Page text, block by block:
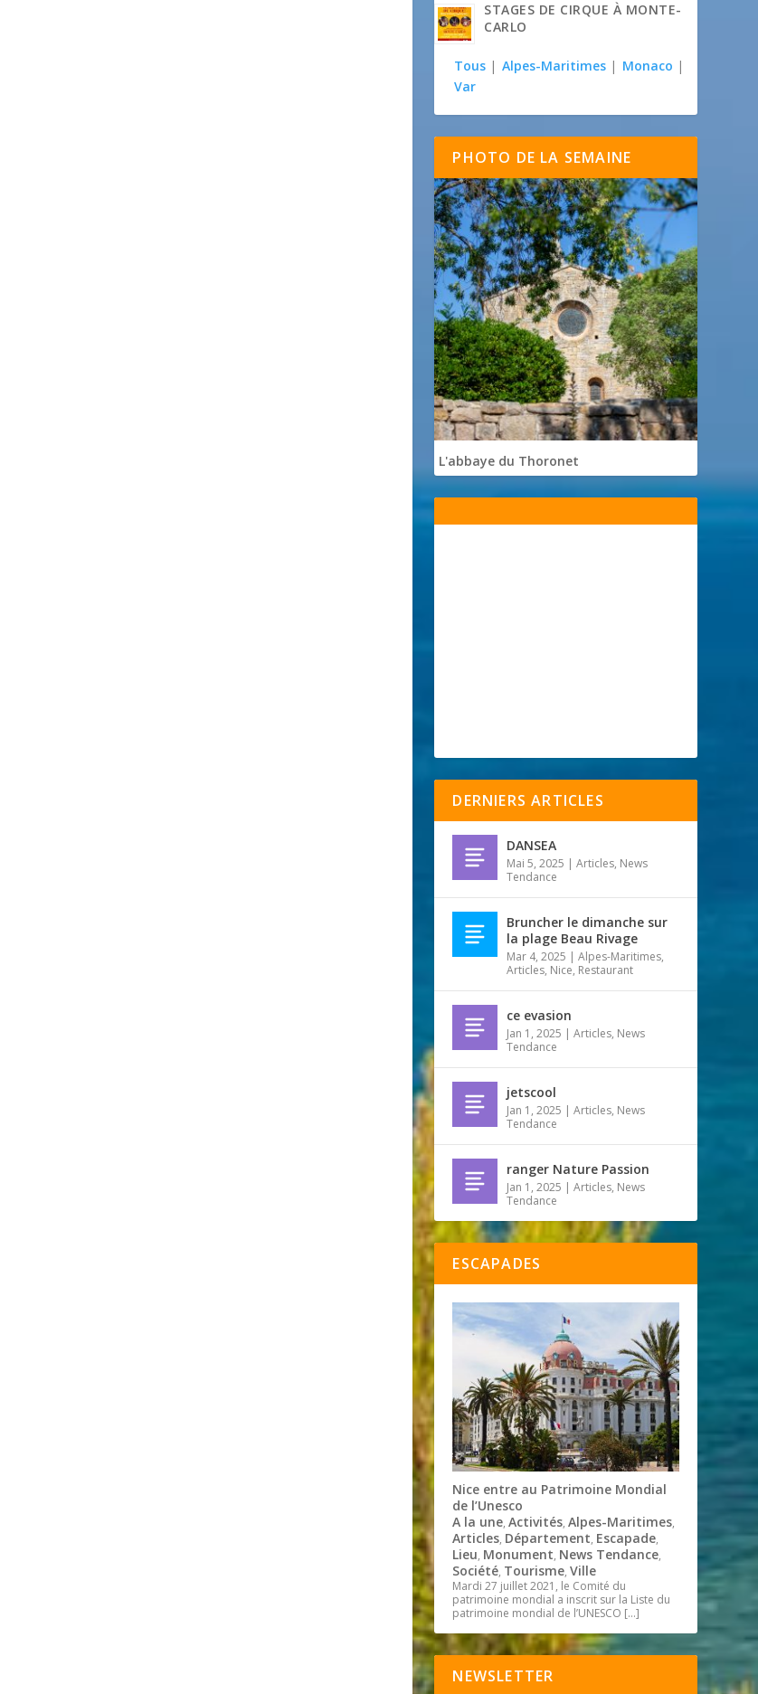
STAGES DE CIRQUE À MONTE-
CARLO
Tous | Alpes-Maritimes | Monaco |
Var
PHOTO DE LA SEMAINE
L'abbaye du Thoronet
DERNIERS ARTICLES
DANSEA
Mai 5, 2025 |Articles, News
Tendance
Bruncher le dimanche sur
la plage Beau Rivage
Mar 4, 2025 |Alpes-Maritimes,
Articles, Nice, Restaurant
ce evasion
Jan 1, 2025 |Articles, News
Tendance
jetscool
Jan 1, 2025 |Articles, News
Tendance
ranger Nature Passion
Jan 1, 2025 |Articles, News
Tendance
ESCAPADES
Nice entre au Patrimoine Mondial
de l’Unesco
A la une,Activités,Alpes-Maritimes,
Articles, Département, Escapade,
Lieu, Monument, News Tendance,
Société, Tourisme,Ville
Mardi 27 juillet 2021, le Comité du
patrimoine mondial a inscrit sur la Liste du
patrimoine mondial de l’UNESCO […]
NEWSLETTER